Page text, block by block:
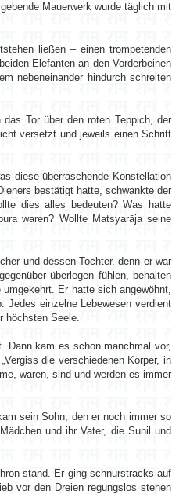
Mauerwerk wurde täglich mit
ließen – einen trompetenden
Elefanten an den Vorderbeinen
nebeneinander hindurch schreiten
Tor über den roten Teppich, der
versetzt und jeweils einen Schritt
diese überraschende Konstellation
bestätigt hatte, schwankte der
dies alles bedeuten? Was hatte
waren? Wollte Matsyarāja seine
und dessen Tochter, denn er war
überlegen fühlen, behalten
Er hatte sich angewöhnt,
Jedes einzelne Lebewesen verdient
höchsten Seele.
Dann kam es schon manchmal vor,
die verschiedenen Körper, in
waren, sind und werden es immer
sein Sohn, den er noch immer so
und ihr Vater, die Sunil und
stand. Er ging schnurstracks auf
vor den Dreien regungslos stehen